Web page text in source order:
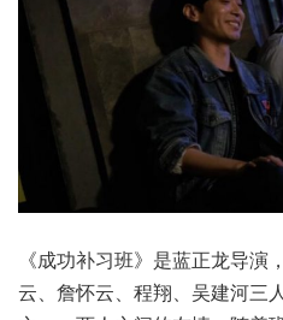
《成功补习班》是蓝正龙导
云、詹怀云、程翔、吴建河三